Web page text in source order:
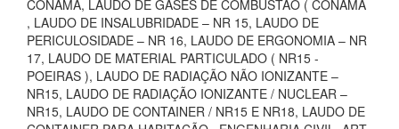
CONAMA, LAUDO DE GASES DE COMBUSTÃO ( CONAMA
, LAUDO DE INSALUBRIDADE – NR 15, LAUDO DE
PERICULOSIDADE – NR 16, LAUDO DE ERGONOMIA – NR
17, LAUDO DE MATERIAL PARTICULADO ( NR15 -
POEIRAS ), LAUDO DE RADIAÇÃO NÃO IONIZANTE –
NR15, LAUDO DE RADIAÇÃO IONIZANTE / NUCLEAR –
NR15, LAUDO DE CONTAINER / NR15 E NR18, LAUDO DE